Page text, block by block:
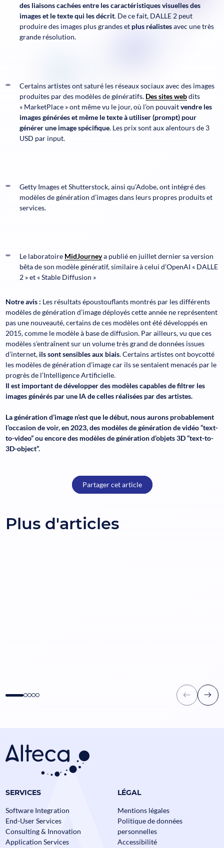
des liaisons cachées entre les caractéristiques visuelles des
images et le texte qui les décrit. De ce fait, DALLE 2 peut
produire des images plus grandes et plus réalistesavec une très
grande résolution.
Certains artistes ont saturé les réseaux sociaux avec des images
produites par des modèles de génératifs. Des sites webdits
« MarketPlace » ont même vu le jour, où l’on pouvaitvendre les
images générées et même le texte à utiliser (prompt) pour
générer une image spécifique. Les prix sont aux alentours de 3
USD par input.
Getty Images et Shutterstock, ainsi qu’Adobe, ont intégré des
modèles de génération d’images dans leurs propres produits et
services.
Le laboratoire MidJourneya publié en juillet dernier sa version
bêta de son modèle génératif, similaire à celui d’OpenAI « DALLE
2 » et « Stable Diffusion »
Notre avis : Les résultats époustouflants montrés par les différents
modèles de génération d’image déployés cette année ne représentent
pas une nouveauté, certains de ces modèles ont été développés en
2015, comme le modèle à base de diffusion. Par ailleurs, vu que ces
modèles s’entraînent sur un volume très grand de données issues
d’internet, ils sont sensibles aux biais. Certains artistes ont boycotté
les modèles de génération d’image car ils se sentaient menacés par le
progrès de l’Intelligence Artificielle.
Il est important de développer des modèles capables de filtrer les
images générés par une IA de celles réalisées par des artistes.
La génération d’image n’est que le début, nous aurons probablement
l’occasion de voir, en 2023, des modèles de génération de vidéo “text-
to-video” ou encore des modèles de génération d’objets 3D “text-to-
3D-object”.
Partager cet article
Plus d'articles
Assurance : comment passer à
l’échelle sans perdre le contrôle ?
Assurance Banque Data
SERVICES
Software Integration
End-User Services
Consulting & Innovation
Application Services
LÉGAL
Mentions légales
Politique de données
personnelles
Accessibilité